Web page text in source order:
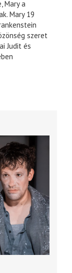
Mary a
Mary 19
szeret
Judit és